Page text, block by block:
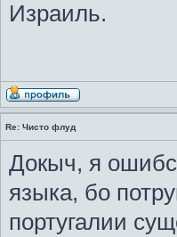
Израиль.
Re: Чисто флуд
Докыч, я
языка, бо
португалии